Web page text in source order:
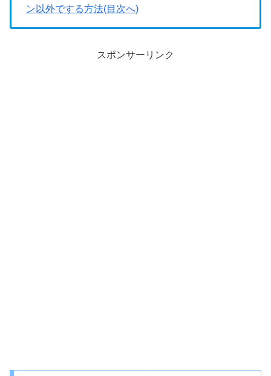
ン以外でする方法(目次へ)
スポンサーリンク